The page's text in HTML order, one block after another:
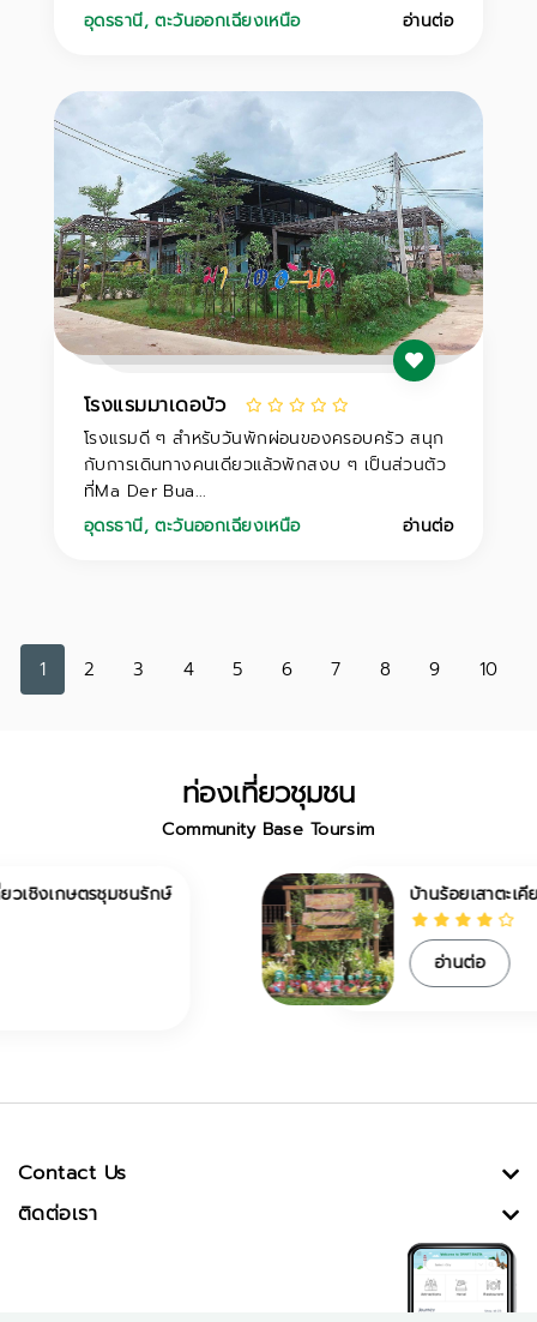
อุดรธานี,ตะวันออกเฉียงเหนือ อ่านต่อ
โรงแรมมาเดอบัว
โรงแรมดี ๆ สำหรับวันพักผ่อนของครอบครัว สนุก
กับการเดินทางคนเดียวแล้วพักสงบ ๆ เป็นส่วนตัว
ที่Ma Der Bua...
อุดรธานี,ตะวันออกเฉียงเหนือ อ่านต่อ
1 2 3 4 5 6 7 8 9 10
ท่องเที่ยวชุมชน
Community Base Toursim
บ้านร้อยเสาตะเคียนเตี้ย
Contact Us
ติดต่อเรา